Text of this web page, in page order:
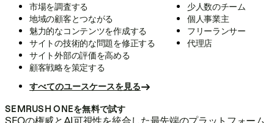
市場を調査する
地域の顧客とつながる
魅力的なコンテンツを作成する
サイトの技術的な問題を修正する
サイト外部の評価を高める
顧客戦略を策定する
すべてのユースケースを見る
少人数のチーム
個人事業主
フリーランサー
代理店
SEMRUSH ONEを無料で試す
SEOの権威とAI可視性を統合した最先端のプラットフォーム